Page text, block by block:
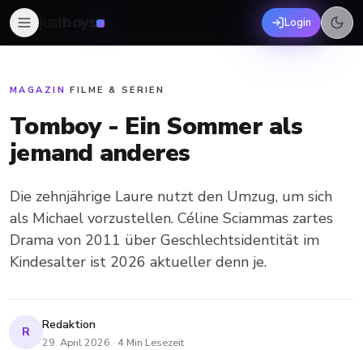
boys Login
MAGAZIN ·FILME & SERIEN
Tomboy - Ein Sommer als
jemand anderes
Die zehnjährige Laure nutzt den Umzug, um sich
als Michael vorzustellen. Céline Sciammas zartes
Drama von 2011 über Geschlechtsidentität im
Kindesalter ist 2026 aktueller denn je.
R Redaktion
29. April 2026 · 4 Min Lesezeit